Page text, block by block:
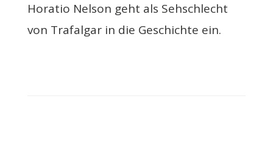
Horatio Nelson geht als Sehschlecht
von Trafalgar in die Geschichte ein.